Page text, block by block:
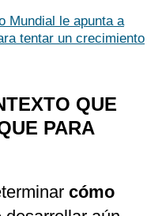
Mundial le apunta a
tentar un crecimiento
QUE
PARA
cómo